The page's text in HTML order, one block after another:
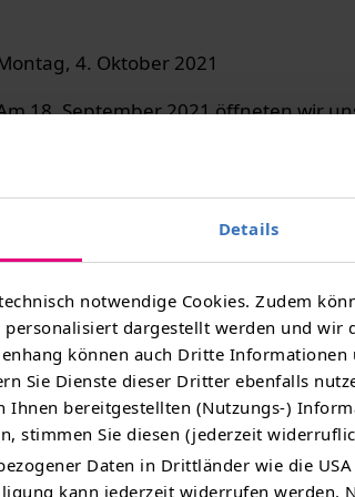
Details
notwendige Cookies. Zudem
dargestellt werden und wir
können auch Dritte
Sie Dienste dieser Dritter ebenfalls
Ihnen bereitgestellten (Nutzungs-)
stimmen Sie diesen (jederzeit
Daten in Drittländer wie die
kann jederzeit widerrufen werden.
4. Oktober 2021
18. September 2021 öffneten wir
hinter die Kulissen der
insgesamt sechs Thüringer Standorten
in die Arbeit der gesamten
wurden beispielsweise
Bleicherode und Saalfeld durch
eines Audio-Guides.
und Klein geboten: Mit
der Freiwilligen
Gäste auf ihre Kosten.